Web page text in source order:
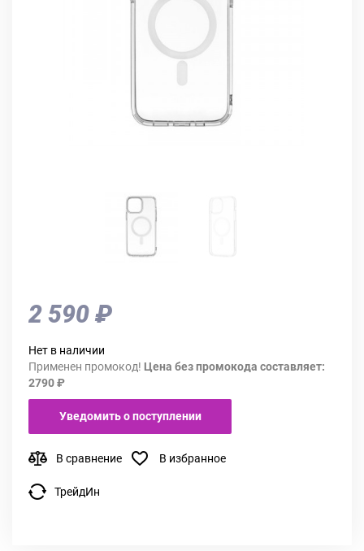
2 590 ₽
Нет в наличии
Применен промокод! Цена без промокода составляет:
2790 ₽
Уведомить о поступлении
В сравнение В избранное
ТрейдИн